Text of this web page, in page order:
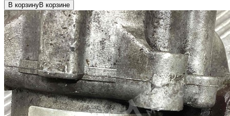
В корзинуВ корзине